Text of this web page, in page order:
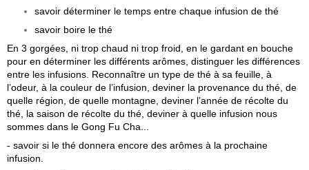
savoir déterminer le temps entre chaque infusion de thé
savoir boire le thé
En 3 gorgées, ni trop chaud ni trop froid, en le gardant en bouche
pour en déterminer les différents arômes, distinguer les différences
entre les infusions. Reconnaître un type de thé à sa feuille, à
l’odeur, à la couleur de l’infusion, deviner la provenance du thé, de
quelle région, de quelle montagne, deviner l’année de récolte du
thé, la saison de récolte du thé, deviner à quelle infusion nous
sommes dans le Gong Fu Cha...
- savoir si le thé donnera encore des arômes à la prochaine
infusion.